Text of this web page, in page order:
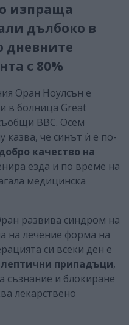
изпраща
дълбоко в
дневните
с 80%
Оран Ноулсън е
в болница Great
ВВС. Осем
казва, че синът ѝ е по-
качество на
езда и по време на
медицинска
развива синдром на
на лечение форма на
си всеки ден е
припадъци,
съзнание и блокиране
лекарствено